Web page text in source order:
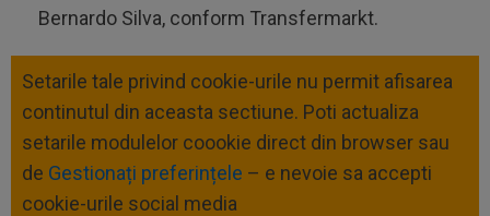
Bernardo Silva, conform Transfermarkt.
Setarile tale privind cookie-urile nu permit afisarea
continutul din aceasta sectiune. Poti actualiza
setarile modulelor coookie direct din browser sau
de Gestionați preferințele – e nevoie sa accepti
cookie-urile social media